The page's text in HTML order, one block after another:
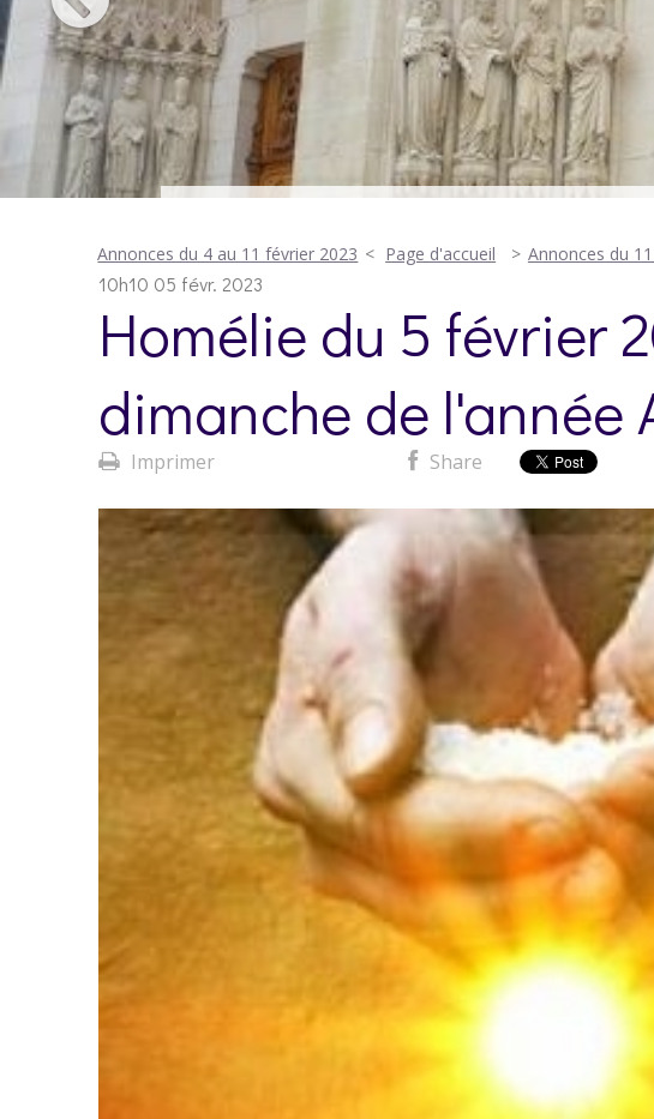
Annonces du 4 au 11 février 2023 Page d'accueil Annonces du
10h10 05 févr. 2023
Homélie du 5 février
dimanche de l'année
Imprimer Share